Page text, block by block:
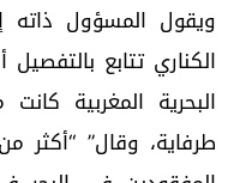
ويقول المسؤول ذاته
الكناري تتابع
البحرية المغربية